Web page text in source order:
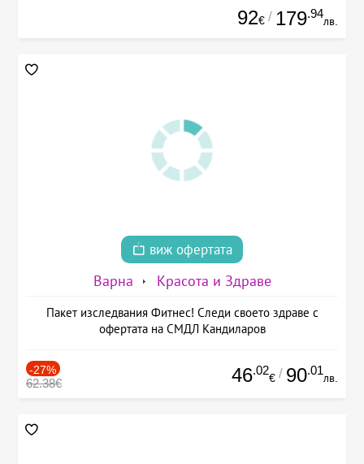
92€ / 179.94
лв.
виж офертата
Варна Красота и Здраве
Пакет изследвания Фитнес! Следи своето здраве с
офертата на СМДЛ Кандиларов
-27%
62.38€ 46.02
€ / 90.01
лв.